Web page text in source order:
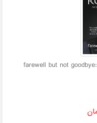
farewell but not